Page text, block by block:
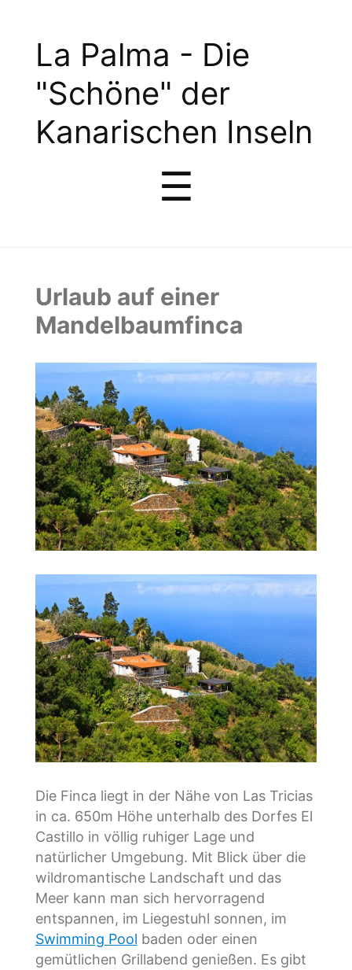
La
Palma
-
"Schöne"
Kanarischen
Inseln
La Palma - Die
"Schöne" der
Kanarischen Inseln
☰
Urlaub auf einer
Mandelbaumfinca
Die Finca liegt in der Nähe von Las Tricias
in ca. 650m Höhe unterhalb des Dorfes El
Castillo in völlig ruhiger Lage und
natürlicher Umgebung. Mit Blick über die
wildromantische Landschaft und das
Meer kann man sich hervorragend
entspannen, im Liegestuhl sonnen, im
Swimming Pool baden oder einen
gemütlichen Grillabend genießen. Es gibt